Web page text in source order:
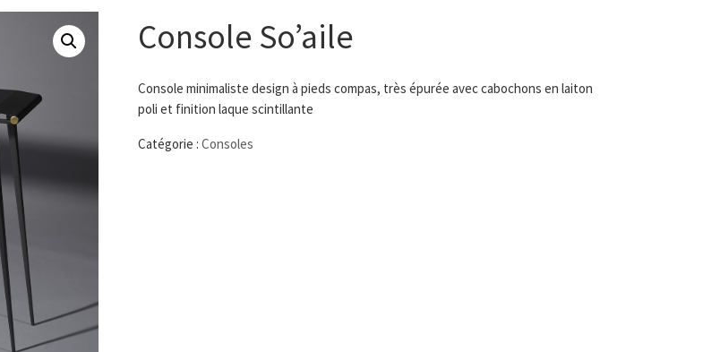
Console So’aile
Console minimaliste design à pieds compas, très épurée avec cabochons en laiton
poli et finition laque scintillante
Catégorie :Consoles